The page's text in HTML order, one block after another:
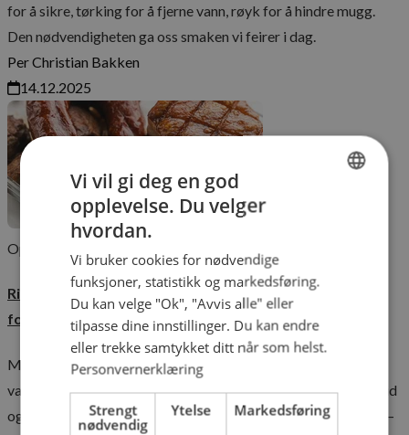
for å sikre, tørking for å fjerne vann, røyk for å hindre mugg.
Den nødvendigheten ga oss smaken vi feirer i dag.
Per Christian Bakken
14.12.2025
Oppskrifter
Ribbe: Maschmanns metode for sprø svor – enkelt
forklart
Maschmanns ribbe kommer ferdig rutet, krydret og
vakuumert. Det gjør jobben enklere: du trenger bare varme, tid
og en hånd på ovnsdøra. Her er kokkenes foretrukne metode –
Vi vil gi deg en god
opplevelse. Du velger
hvordan.
Vi bruker cookies for nødvendige
funksjoner, statistikk og markedsføring.
Du kan velge "Ok", "Avvis alle" eller
tilpasse dine innstillinger. Du kan endre
eller trekke samtykket ditt når som helst.
Personvernerklæring
Strengt
nødvendig
Ytelse Markedsføring